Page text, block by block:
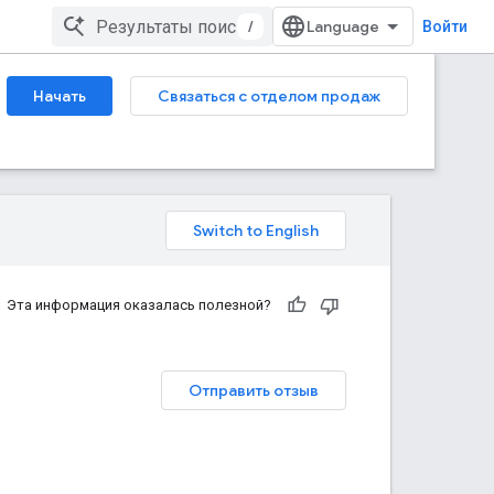
/ Войти
Начать Связаться с отделом продаж
Эта информация оказалась полезной?
Отправить отзыв